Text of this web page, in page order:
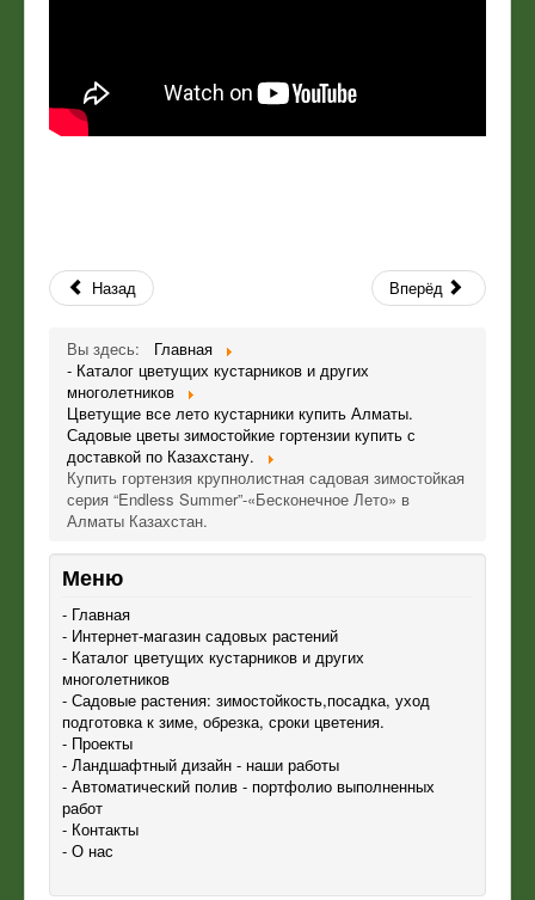
Назад Вперёд
Вы здесь:
Главная
- Каталог цветущих кустарников и других
многолетников
Цветущие все лето кустарники купить Алматы.
Садовые цветы зимостойкие гортензии купить с
доставкой по Казахстану.
Купить гортензия крупнолистная садовая зимостойкая
серия “Endless Summer”-«Бесконечное Лето» в
Алматы Казахстан.
Меню
- Главная
- Интернет-магазин садовых растений
- Каталог цветущих кустарников и других
многолетников
- Садовые растения: зимостойкость,посадка, уход
подготовка к зиме, обрезка, сроки цветения.
- Проекты
- Ландшафтный дизайн - наши работы
- Автоматический полив - портфолио выполненных
работ
- Контакты
- О нас